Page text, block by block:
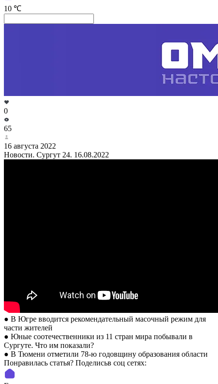
10 ℃
0
65
16 августа 2022
Новости. Сургут 24. 16.08.2022
● В Югре вводится рекомендательный масочный режим для
части жителей
● Юные соотечественники из 11 стран мира побывали в
Сургуте. Что им показали?
● В Тюмени отметили 78-ю годовщину образования области
Понравилась статья? Поделиcьв соц сетях: